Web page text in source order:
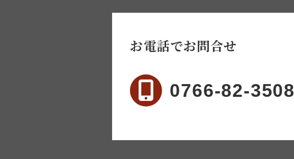
お電話でお問合せ
0766-82-3508